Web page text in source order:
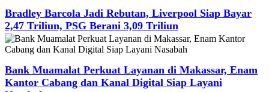
Bradley Barcola Jadi Rebutan, Liverpool Siap Bayar
2,47 Triliun, PSG Berani 3,09 Triliun
Bank Muamalat Perkuat Layanan di Makassar, Enam
Kantor Cabang dan Kanal Digital Siap Layani